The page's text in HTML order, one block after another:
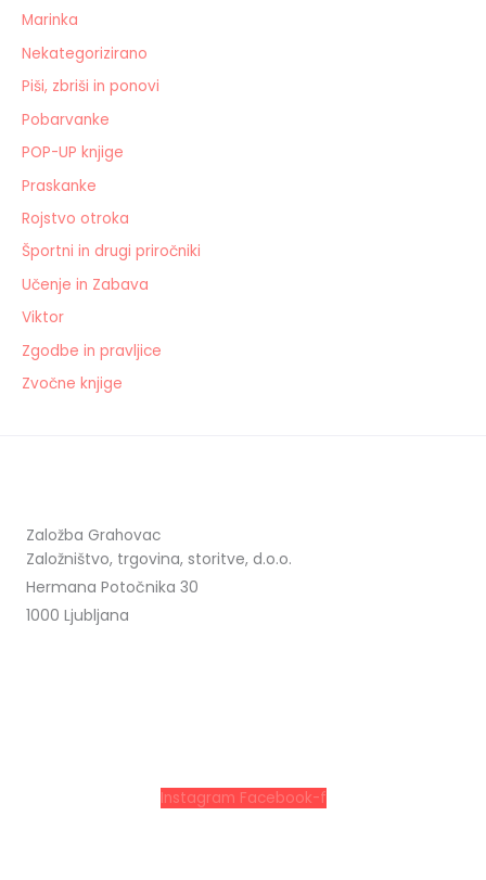
Marinka
Nekategorizirano
Piši, zbriši in ponovi
Pobarvanke
POP-UP knjige
Praskanke
Rojstvo otroka
Športni in drugi priročniki
Učenje in Zabava
Viktor
Zgodbe in pravljice
Zvočne knjige
Založba Grahovac
Založništvo, trgovina, storitve, d.o.o.
Hermana Potočnika 30
1000 Ljubljana
Instagram Facebook-f